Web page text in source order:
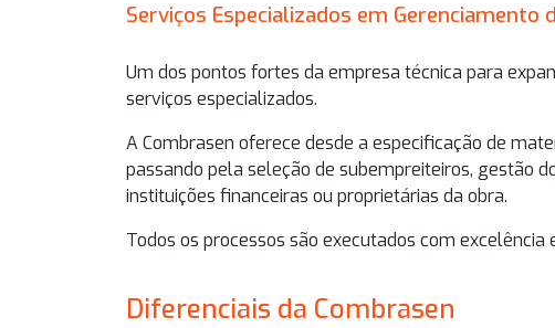
Serviços Especializados em Gerenciamento
Um dos pontos fortes da empresa técnica para
serviços especializados.
A Combrasen oferece desde a especificação de
passando pela seleção de subempreiteiros, gestão
instituições financeiras ou proprietárias da obra.
Todos os processos são executados com
Diferenciais da Combrasen